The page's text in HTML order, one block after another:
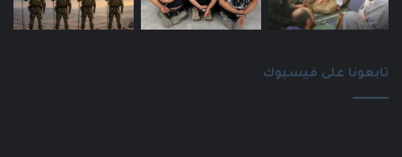
تابعونا على فيسبوك